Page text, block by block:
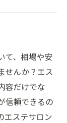
て、相場や安
せんか？エス
容だけでな
信頼できるの
エステサロン